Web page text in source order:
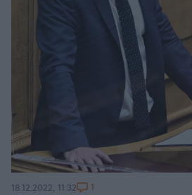
18.12.2022, 11:32 1